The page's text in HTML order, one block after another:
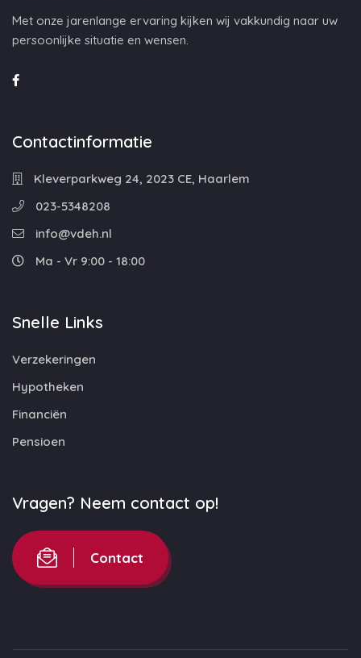
Met onze jarenlange ervaring kijken wij vakkundig naar uw
persoonlijke situatie en wensen.
Contactinformatie
Kleverparkweg 24, 2023 CE, Haarlem
023-5348208
info@vdeh.nl
Ma - Vr 9:00 - 18:00
Snelle Links
Verzekeringen
Hypotheken
Financiën
Pensioen
Vragen? Neem contact op!
Contact